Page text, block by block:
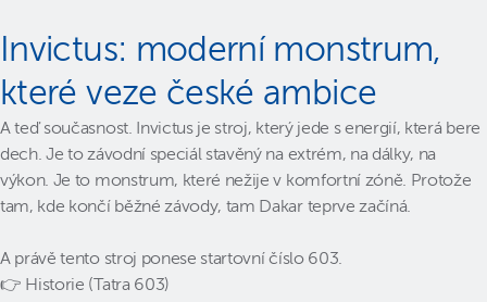
Invictus: moderní monstrum,
které veze české ambice
A teď současnost. Invictus je stroj, který jede s energií, která bere
dech. Je to závodní speciál stavěný na extrém, na dálky, na
výkon. Je to monstrum, které nežije v komfortní zóně. Protože
tam, kde končí běžné závody, tam Dakar teprve začíná.
A právě tento stroj ponese startovní číslo 603.
👉 Historie (Tatra 603)